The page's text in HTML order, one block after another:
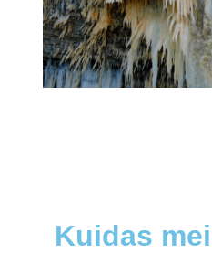
Kuidas